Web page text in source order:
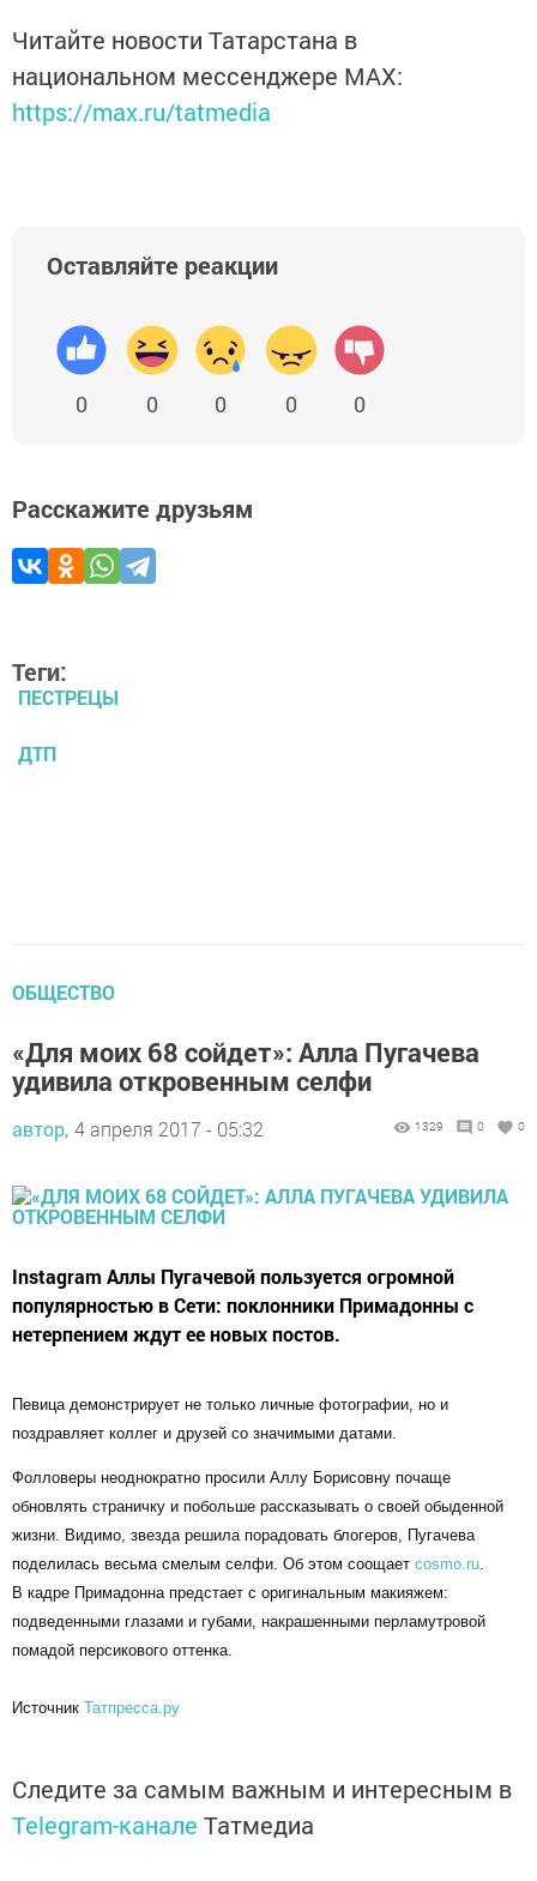
Читайте новости Татарстана в
национальном мессенджере MАХ:
https://max.ru/tatmedia
Оставляйте реакции
0 0 0 0 0
Расскажите друзьям
Теги:
ПЕСТРЕЦЫ
ДТП
ОБЩЕСТВО
«Для моих 68 сойдет»: Алла Пугачева
удивила откровенным селфи
автор, 4 апреля 2017 - 05:32 1329 0 0
Instagram Аллы Пугачевой пользуется огромной
популярностью в Сети: поклонники Примадонны с
нетерпением ждут ее новых постов.
Певица демонстрирует не только личные фотографии, но и
поздравляет коллег и друзей со значимыми датами.
Фолловеры неоднократно просили Аллу Борисовну почаще
обновлять страничку и побольше рассказывать о своей обыденной
жизни. Видимо, звезда решила порадовать блогеров, Пугачева
поделилась весьма смелым селфи. Об этом соощает cosmo.ru.
В кадре Примадонна предстает с оригинальным макияжем:
подведенными глазами и губами, накрашенными перламутровой
помадой персикового оттенка.
Источник Татпресса.ру
Следите за самым важным и интересным в
Telegram-канале Татмедиа